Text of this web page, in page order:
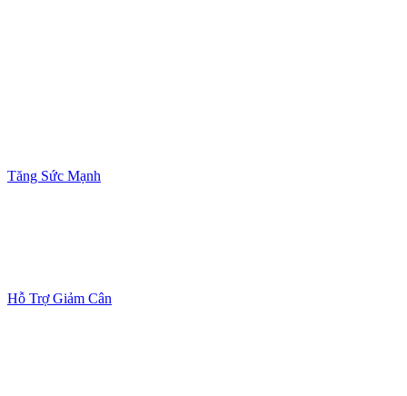
Tăng Sức Mạnh
Hỗ Trợ Giảm Cân